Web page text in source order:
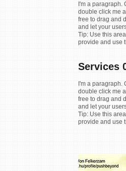
I'm a paragraph.
double click me
free to drag and
and let your
Tip: Use this
provide and use
Services
I'm a paragraph.
double click me
free to drag and
and let your
Tip: Use this
provide and use